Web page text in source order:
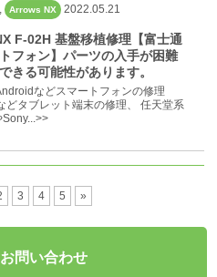
Arrows NX 2022.05.21
F-02H 基盤移植修理【富士通
フォン】パーツの入手が困難
きる可能性があります。
などスマートフォンの修理
どタブレット端末の修理、 任天堂系
3 4 5 »
問い合わせ